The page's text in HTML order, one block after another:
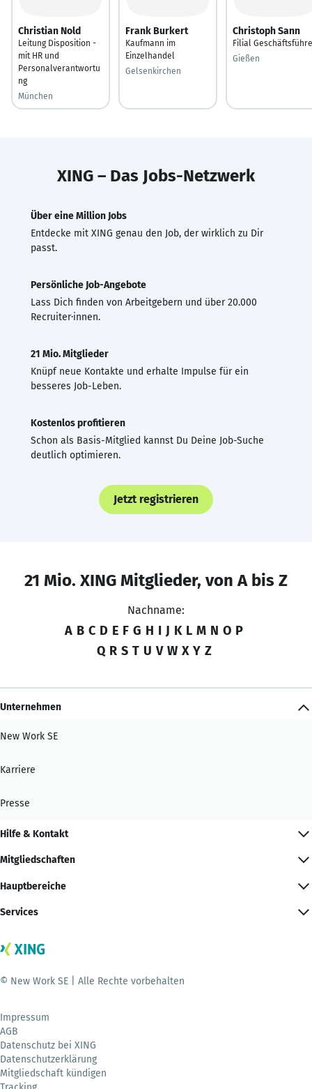
Christian Nold
Leitung Disposition -
mit HR und
Personalverantwortu
ng
München
Frank Burkert
Kaufmann im
Einzelhandel
Gelsenkirchen
Christoph Sann
Filial
Gießen
XING – Das Jobs-Netzwerk
Über eine Million Jobs
Entdecke mit XING genau den Job, der wirklich zu Dir
passt.
Persönliche Job-Angebote
Lass Dich finden von Arbeitgebern und über 20.000
Recruiter·innen.
21 Mio. Mitglieder
Knüpf neue Kontakte und erhalte Impulse für ein
besseres Job-Leben.
Kostenlos profitieren
Schon als Basis-Mitglied kannst Du Deine Job-Suche
deutlich optimieren.
Jetzt registrieren
21 Mio. XING Mitglieder, von A bis Z
Nachname:
A B C D E F G H I J K L M N O P
Q R S T U V W X Y Z
Unternehmen
New Work SE
Karriere
Presse
Hilfe & Kontakt
Mitgliedschaften
Hauptbereiche
Services
© New Work SE | Alle Rechte vorbehalten
Impressum
AGB
Datenschutz bei XING
Datenschutzerklärung
Mitgliedschaft kündigen